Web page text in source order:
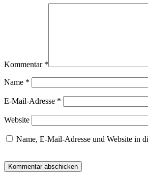
Kommentar *
Name *
E-Mail-Adresse *
Website
Name, E-Mail-Adresse und Website in